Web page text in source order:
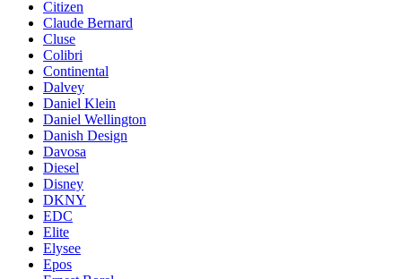
Citizen
Claude Bernard
Cluse
Colibri
Continental
Dalvey
Daniel Klein
Daniel Wellington
Danish Design
Davosa
Diesel
Disney
DKNY
EDC
Elite
Elysee
Epos